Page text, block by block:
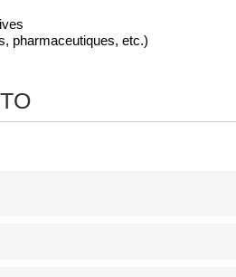
pharmaceutiques, etc.)